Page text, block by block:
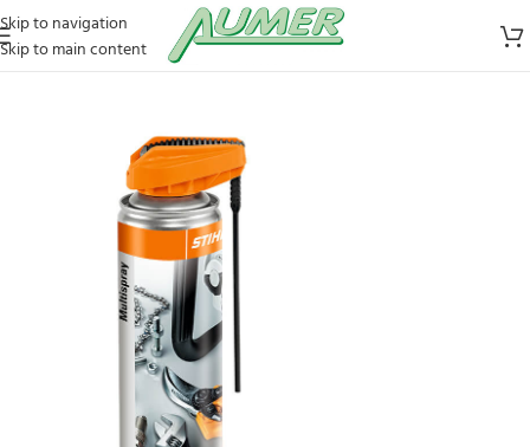
Skip to navigation
Skip to main content